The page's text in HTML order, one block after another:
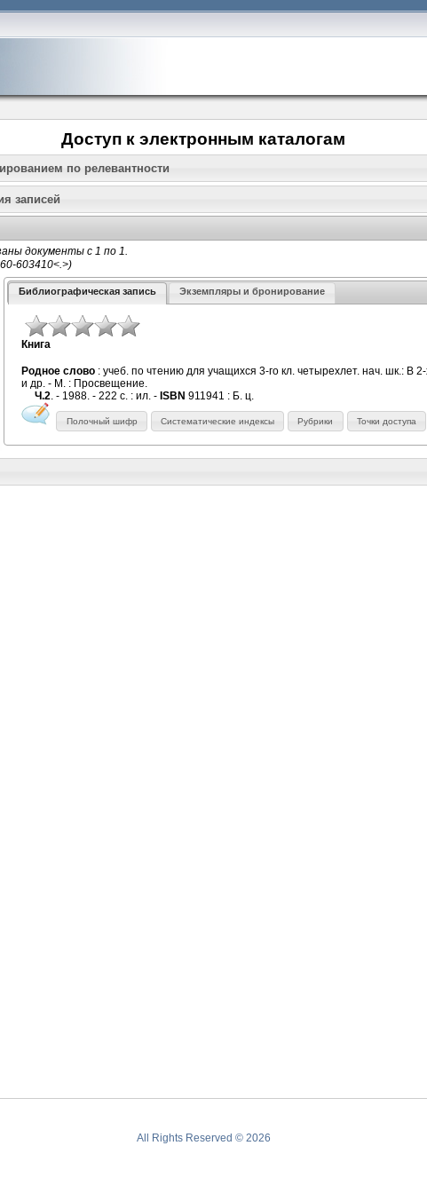
Доступ к электронным каталогам
по релевантности
записей
документы с 1 по 1.
Библиографическая запись Экземпляры и бронирование
Книга
Родное слово : учеб. по чтению для учащихся 3-го кл. четырехлет. нач. шк.: В
и др. - М. : Просвещение.
Ч.2. - 1988. - 222 с. : ил. - ISBN911941 : Б. ц.
Полочный шифр Систематические индексы Рубрики Точки доступа
All Rights Reserved © 2026